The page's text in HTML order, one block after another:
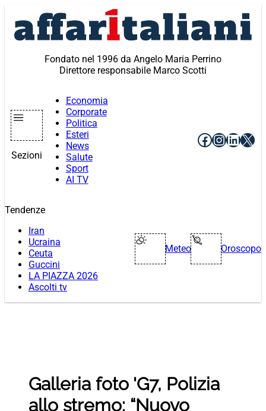
contenuto
Fondato nel 1996 da Angelo Maria Perrino
Direttore responsabile Marco Scotti
Sezioni
Economia
Corporate
Politica
Esteri
News
Salute
Sport
AI TV
Facebook
X
Tendenze
Iran
Ucraina
Ceuta
Guccini
LA PIAZZA 2026
Ascolti tv
Meteo Oroscopo
Galleria foto 'G7, Polizia
allo stremo: “Nuovo